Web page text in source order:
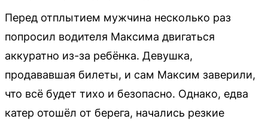
Перед отплытием мужчина несколько раз
попросил водителя Максима двигаться
аккуратно из-за ребёнка. Девушка,
продававшая билеты, и сам Максим заверили,
что всё будет тихо и безопасно. Однако, едва
катер отошёл от берега, начались резкие